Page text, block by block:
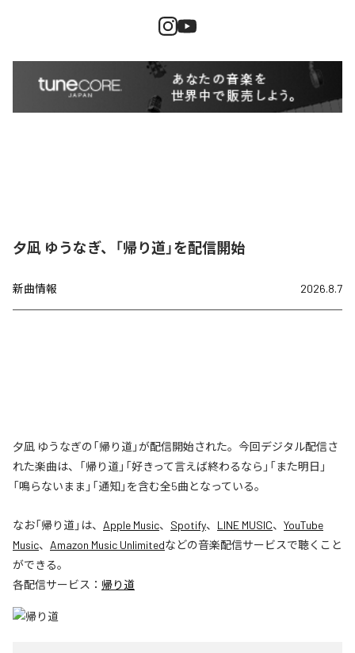
夕凪 ゆうなぎ、「帰り道」を配信開始
新曲情報 2026.8.7
夕凪 ゆうなぎの「帰り道」が配信開始された。今回デジタル配信さ
れた楽曲は、「帰り道」「好きって言えば終わるなら」「また明日」
「鳴らないまま」「通知」を含む全5曲となっている。
なお「帰り道」は、 Apple Music、 Spotify、 LINE MUSIC、 YouTube
Music、 Amazon Music Unlimitedなどの音楽配信サービスで聴くこと
ができる。
各配信サービス： 帰り道